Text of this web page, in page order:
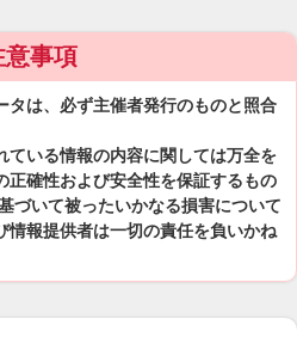
意事項
タは、必ず主催者発行のものと照合
ている情報の内容に関しては万全を
正確性および安全性を保証するもの
づいて被ったいかなる損害について
情報提供者は一切の責任を負いかね